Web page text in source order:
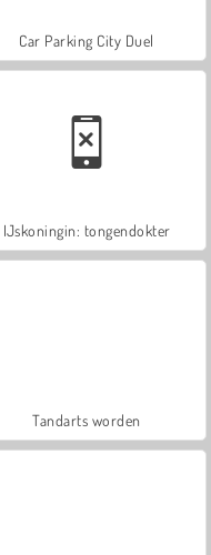
Car Parking City Duel
IJskoningin: tongendokter
Tandarts worden